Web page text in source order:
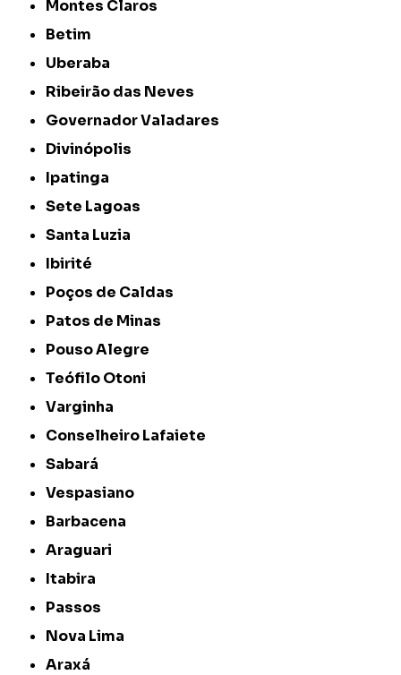
Montes Claros
Betim
Uberaba
Ribeirão das Neves
Governador Valadares
Divinópolis
Ipatinga
Sete Lagoas
Santa Luzia
Ibirité
Poços de Caldas
Patos de Minas
Pouso Alegre
Teófilo Otoni
Varginha
Conselheiro Lafaiete
Sabará
Vespasiano
Barbacena
Araguari
Itabira
Passos
Nova Lima
Araxá